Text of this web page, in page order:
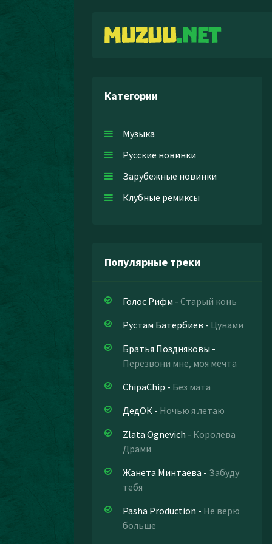
Категории
Музыка
Русские новинки
Зарубежные новинки
Клубные ремиксы
Популярные треки
Голос Рифм - Старый конь
Рустам Батербиев - Цунами
Братья Поздняковы -
Перезвони мне, моя мечта
ChipaChip - Без мата
ДедОК - Ночью я летаю
Zlata Ognevich - Королева
Драми
Жанета Минтаева - Забуду
тебя
Pasha Production - Не верю
больше